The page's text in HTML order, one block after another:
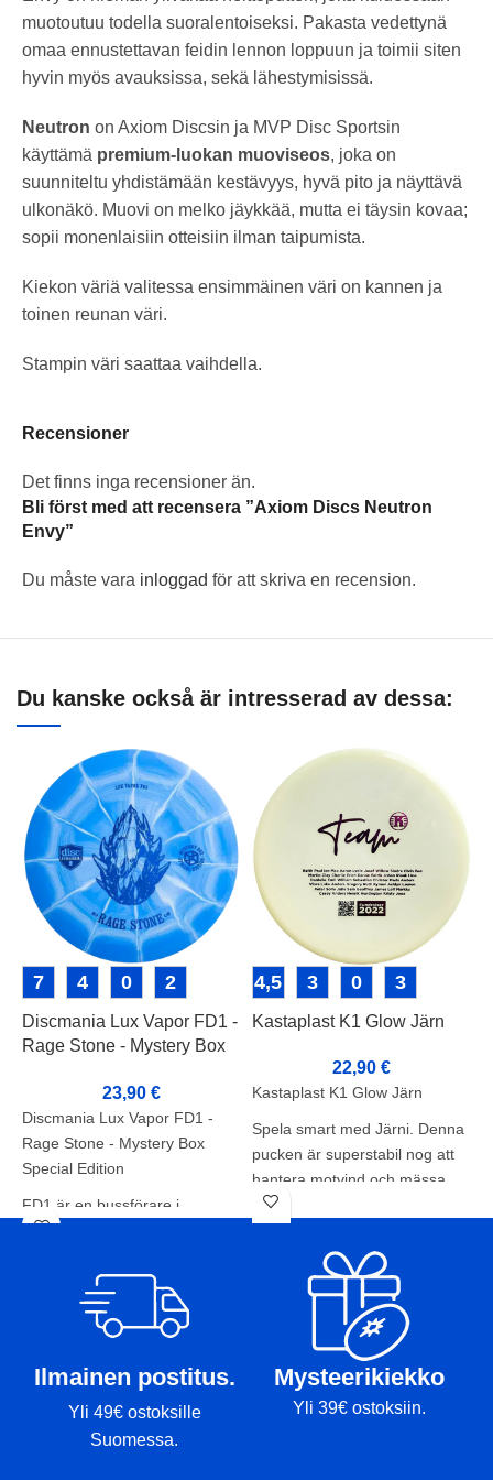
muotoutuu todella suoralentoiseksi. Pakasta vedettynä
omaa ennustettavan feidin lennon loppuun ja toimii siten
hyvin myös avauksissa, sekä lähestymisissä.
Neutron on Axiom Discsin ja MVP Disc Sportsin
käyttämä premium-luokan muoviseos, joka on
suunniteltu yhdistämään kestävyys, hyvä pito ja näyttävä
ulkonäkö. Muovi on melko jäykkää, mutta ei täysin kovaa;
sopii monenlaisiin otteisiin ilman taipumista.
Kiekon väriä valitessa ensimmäinen väri on kannen ja
toinen reunan väri.
Stampin väri saattaa vaihdella.
Recensioner
Det finns inga recensioner än.
Bli först med att recensera ”Axiom Discs Neutron
Envy”
Du måste vara inloggad för att skriva en recension.
Du kanske också är intresserad av dessa:
7 4 0 2
Discmania Lux Vapor FD1 -
Rage Stone - Mystery Box
23,90 €
Discmania Lux Vapor FD1 -
Rage Stone - Mystery Box
Special Edition
FD1 är en bussförare i
och FD3-skivor. En stabil
flygning med en pålitlig fade i
slutet är den perfekta
i fairways.
Här är FD1, vår mest
omfattande linje av
4,5 3 0 3
Kastaplast K1 Glow Järn
22,90 €
Kastaplast K1 Glow Järn
Spela smart med Järni. Denna
pucken är superstabil nog att
hantera motvind och mässa
förutsägbart, vilket gör den
inflygningsskott. Samma känsla
som i Tactic.
Färgen på skivan och tonen på
stämpeln kan skilja sig från
produktbilden.
Ilmainen postitus.
Yli 49€ ostoksille
Suomessa.
Mysteerikiekko
Yli 39€ ostoksiin.